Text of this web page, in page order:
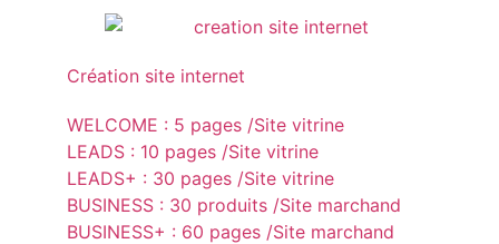
Création site internet
WELCOME : 5 pages /Site vitrine
LEADS : 10 pages /Site vitrine
LEADS+ : 30 pages /Site vitrine
BUSINESS : 30 produits /Site marchand
BUSINESS+ : 60 pages /Site marchand